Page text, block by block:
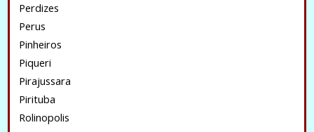
Perdizes
Perus
Pinheiros
Piqueri
Pirajussara
Pirituba
Rolinopolis